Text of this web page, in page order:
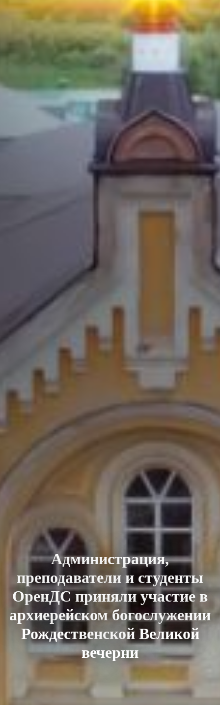
Администрация,
преподаватели и студенты
ОренДС приняли участие в
архиерейском богослужении
Рождественской Великой
вечерни